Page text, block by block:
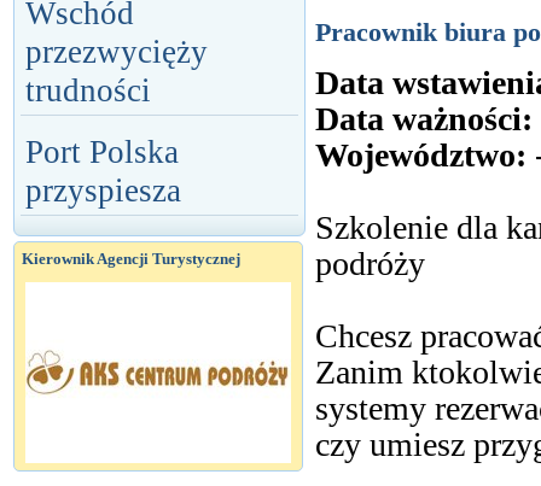
Wschód
przezwycięży
trudności
Port Polska
przyspiesza
Kierownik Agencji Turystycznej
Pracownik biura
Data
Data ważności:
Województwo:
Szkolenie dla
podróży
Chcesz
Zanim
systemy
czy umiesz